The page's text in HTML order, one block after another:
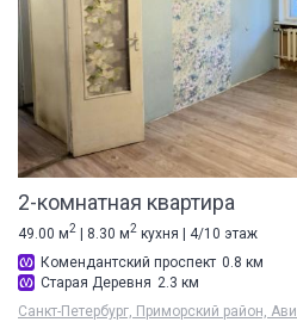
2-комнатная квартира
49.00 м2 | 8.30 м2 кухня | 4/10 этаж
Комендантский проспект 0.8 км
Старая Деревня 2.3 км
Санкт-Петербург, Приморский район,